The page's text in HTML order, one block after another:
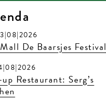
De Baarsjes Festival
Restaurant: Serg’s